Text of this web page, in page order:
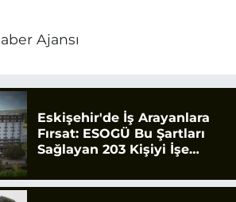
Ajansı
Eskişehir'de İş Arayanlara
Fırsat: ESOGÜ Bu Şartları
Sağlayan 203 Kişiyi İşe